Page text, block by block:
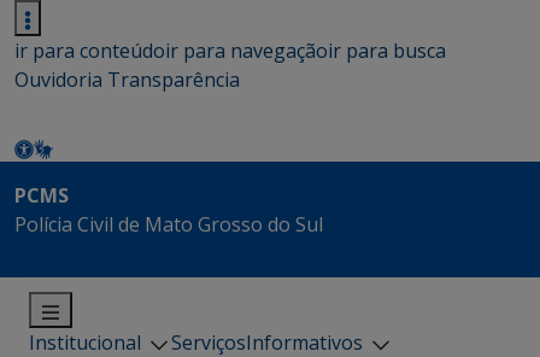
ir para conteúdoir para navegaçãoir para busca
Ouvidoria Transparência
PCMS
Polícia Civil de Mato Grosso do Sul
Institucional ServiçosInformativos